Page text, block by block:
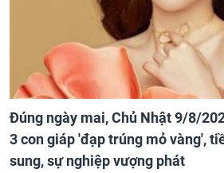
Đúng ngày mai, Chủ Nhật 9/8/
3 con giáp 'đạp trúng mỏ vàng',
sung, sự nghiệp vượng phát